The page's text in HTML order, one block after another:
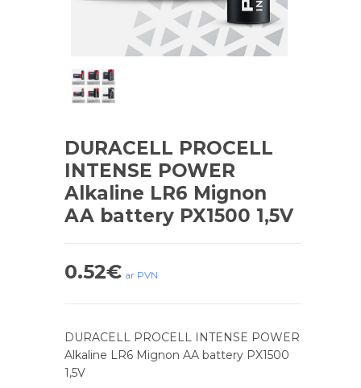
DURACELL PROCELL
INTENSE POWER
Alkaline LR6 Mignon
AA battery PX1500 1,5V
0.52€ ar PVN
DURACELL PROCELL INTENSE POWER
Alkaline LR6 Mignon AA battery PX1500
1,5V